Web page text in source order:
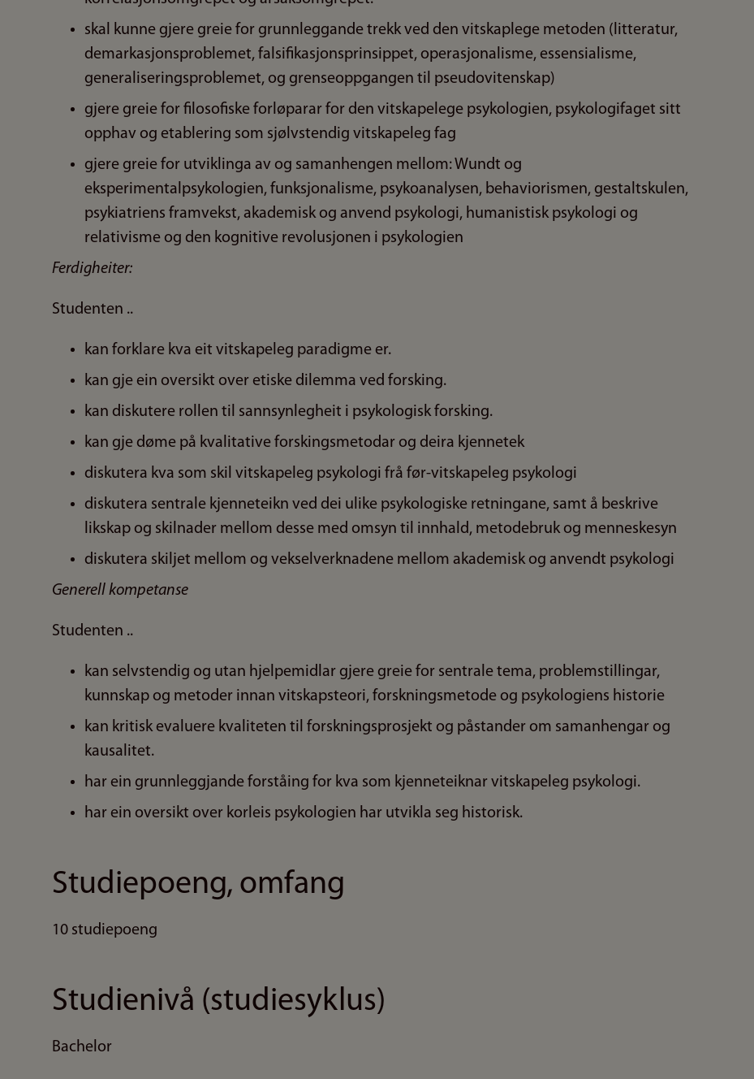
skal kunne gjere greie for grunnleggande trekk ved den vitskaplege metoden (litteratur,
demarkasjonsproblemet, falsifikasjonsprinsippet, operasjonalisme, essensialisme,
generaliseringsproblemet, og grenseoppgangen til pseudovitenskap)
gjere greie for filosofiske forløparar for den vitskapelege psykologien, psykologifaget sitt
opphav og etablering som sjølvstendig vitskapeleg fag
gjere greie for utviklinga av og samanhengen mellom: Wundt og
eksperimentalpsykologien, funksjonalisme, psykoanalysen, behaviorismen, gestaltskulen,
psykiatriens framvekst, akademisk og anvend psykologi, humanistisk psykologi og
relativisme og den kognitive revolusjonen i psykologien
Ferdigheiter:
Studenten ..
kan forklare kva eit vitskapeleg paradigme er.
kan gje ein oversikt over etiske dilemma ved forsking.
kan diskutere rollen til sannsynlegheit i psykologisk forsking.
kan gje døme på kvalitative forskingsmetodar og deira kjennetek
diskutera kva som skil vitskapeleg psykologi frå før-vitskapeleg psykologi
diskutera sentrale kjenneteikn ved dei ulike psykologiske retningane, samt å beskrive
likskap og skilnader mellom desse med omsyn til innhald, metodebruk og menneskesyn
diskutera skiljet mellom og vekselverknadene mellom akademisk og anvendt psykologi
Generell kompetanse
Studenten ..
kan selvstendig og utan hjelpemidlar gjere greie for sentrale tema, problemstillingar,
kunnskap og metoder innan vitskapsteori, forskningsmetode og psykologiens historie
kan kritisk evaluere kvaliteten til forskningsprosjekt og påstander om samanhengar og
kausalitet.
har ein grunnleggjande forståing for kva som kjenneteiknar vitskapeleg psykologi.
har ein oversikt over korleis psykologien har utvikla seg historisk.
Studiepoeng, omfang
10 studiepoeng
Studienivå (studiesyklus)
Bachelor